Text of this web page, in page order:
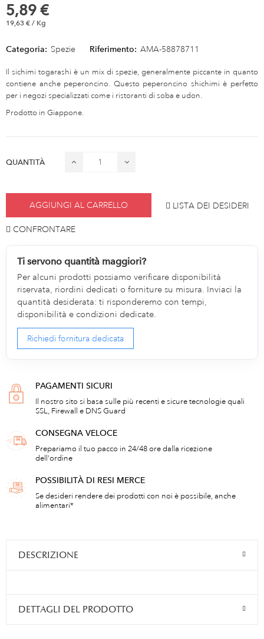
5,89 €
19,63 € / Kg
Categoria: Spezie Riferimento: AMA-58878711
Il sichimi togarashi è un mix di spezie, generalmente piccante in quanto
contiene anche peperoncino. Questo peperoncino shichimi è perfetto
per i negozi specializzati come i ristoranti di soba e udon.
Prodotto in Giappone.
QUANTITÀ
AGGIUNGI AL CARRELLO LISTA DEI DESIDERI
CONFRONTARE
Ti servono quantità maggiori?
Per alcuni prodotti possiamo verificare disponibilità
riservata, riordini dedicati o forniture su misura. Inviaci la
quantità desiderata: ti risponderemo con tempi,
disponibilità e condizioni dedicate.
Richiedi fornitura dedicata
PAGAMENTI SICURI
Il nostro sito si basa sulle più recenti e sicure tecnologie quali
SSL, Firewall e DNS Guard
CONSEGNA VELOCE
Prepariamo il tuo pacco in 24/48 ore dalla ricezione
dell'ordine
POSSIBILITÀ DI RESI MERCE
Se desideri rendere dei prodotti con noi è possibile, anche
alimentari*
DESCRIZIONE
DETTAGLI DEL PRODOTTO